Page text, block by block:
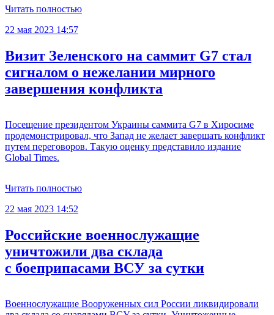
Читать полностью
22 мая 2023 14:57
Визит Зеленского на саммит G7 стал
сигналом о нежелании мирного
завершения конфликта
Посещение президентом Украины саммита G7 в Хиросиме
продемонстрировал, что Запад не желает завершать конфликт
путем переговоров. Такую оценку представило издание
Global Times.
Читать полностью
22 мая 2023 14:52
Российские военнослужащие
уничтожили два склада
с боеприпасами ВСУ за сутки
Военнослужащие Вооруженных сил России ликвидировали